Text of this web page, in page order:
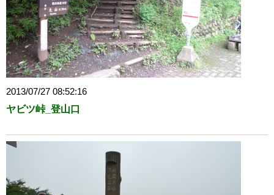
2013/07/27 08:52:16
ヤビツ峠_登山口